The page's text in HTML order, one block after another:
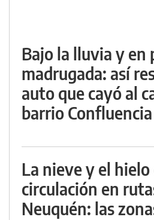
Bajo la lluvia y en
madrugada: así
auto que cayó al
barrio Confluencia
La nieve y el
circulación en
Neuquén: las